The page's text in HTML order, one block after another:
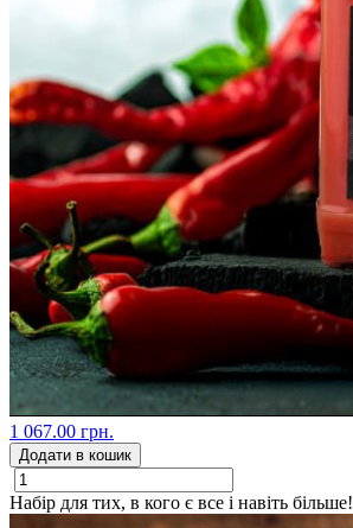
1 067.00 грн.
Додати в кошик
Набір для тих, в кого є все і навіть більше!